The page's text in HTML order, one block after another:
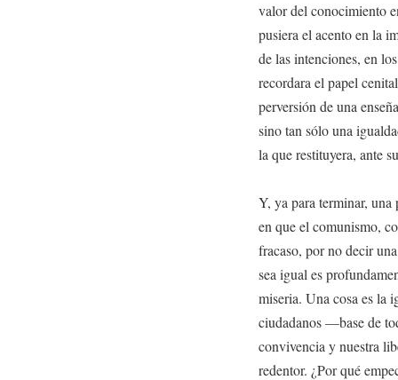
valor del conocimiento
pusiera el acento en la
de las intenciones, en
recordara el papel
perversión de una
sino tan sólo una
la que restituyera, ante
Y, ya para terminar,
en que el comunismo,
fracaso, por no decir
sea igual es
miseria. Una cosa es la
ciudadanos —base de
convivencia y nuestra
redentor. ¿Por qué